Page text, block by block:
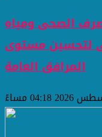
الصحى ومياه
لتحسين مستوى
المرافق العامة